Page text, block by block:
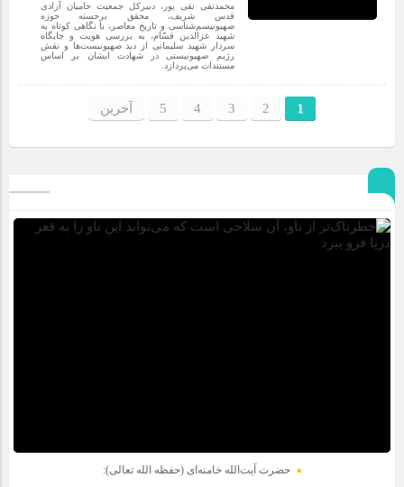
محمدتقی تقی پور، دبیرکل جمعیت حامیان آزادی
قدس شریف، محقق برجسته حوزه
صهیونیسم‌شناسی و تاریخ معاصر، با نگاهی کوتاه به
شهید عزالدین قسّام، به بررسی هویت و جایگاه
سردار شهید سلیمانی از دید صهیونیست‌ها و نقش
رژیم صهیونیستی در شهادت ایشان بر اساس
مستندات می‌پردازد.
1
2
3
4
5 آخرین
حضرت آیت‌الله خامنه‌ای (حفظه الله تعالی):